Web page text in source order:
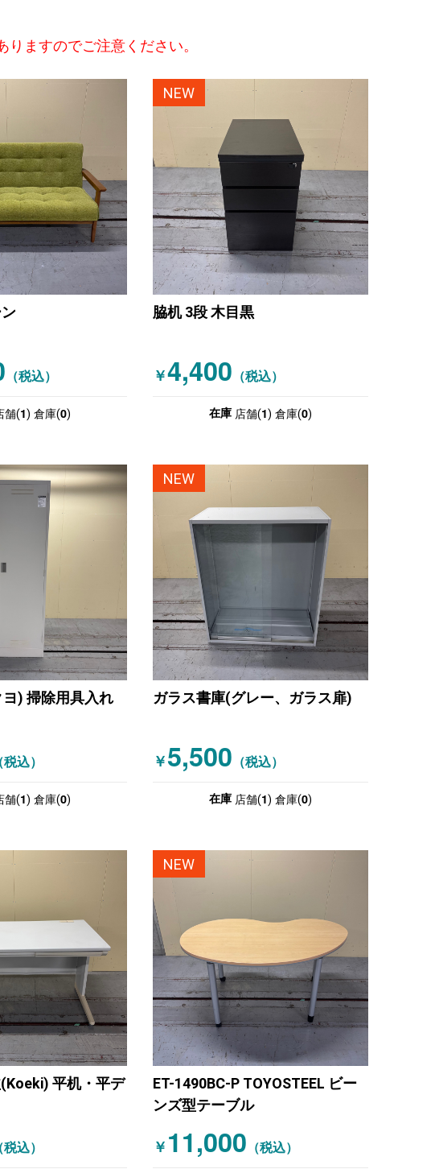
ますのでご注意ください。
（税込）
舗(1) 倉庫(0)
NEW
脇机 3段 木目黒
￥4,400 （税込）
在庫 店舗(1) 倉庫(0)
ヨ) 掃除用具入れ
税込）
舗(1) 倉庫(0)
NEW
ガラス書庫(グレー、ガラス扉)
￥5,500 （税込）
在庫 店舗(1) 倉庫(0)
平机・平デ
税込）
NEW
ET-1490BC-P TOYOSTEEL ビー
ンズ型テーブル
￥ 11,000 （税込）